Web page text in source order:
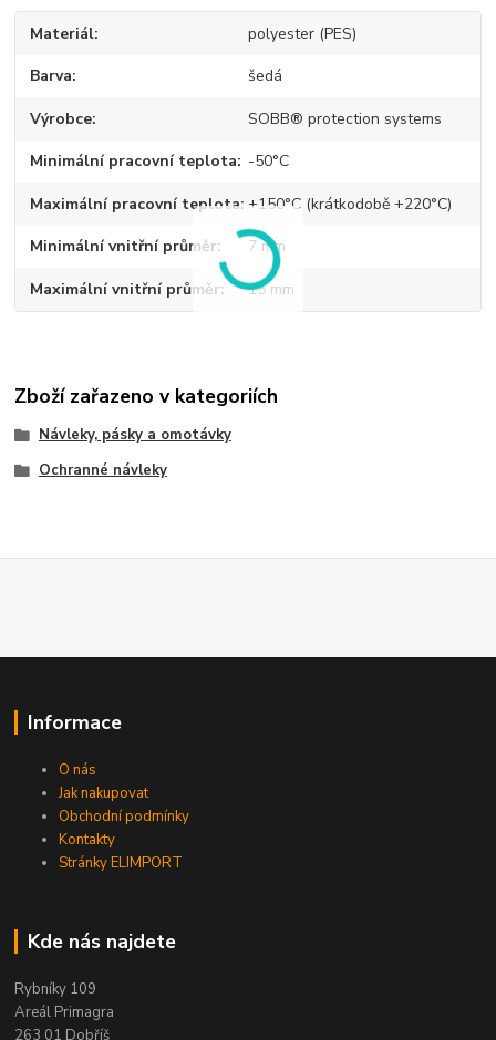
Materiál polyester (PES)
Barva šedá
Výrobce SOBB® protection systems
Minimální pracovní teplota -50°C
Maximální pracovní teplota +150°C (krátkodobě +220°C)
Minimální vnitřní průměr 7 mm
Maximální vnitřní průměr 15 mm
Zboží zařazeno v kategoriích
Návleky, pásky a omotávky
Ochranné návleky
Informace
O nás
Jak nakupovat
Obchodní podmínky
Kontakty
Stránky ELIMPORT
Kde nás najdete
Rybníky 109
Areál Primagra
263 01 Dobříš